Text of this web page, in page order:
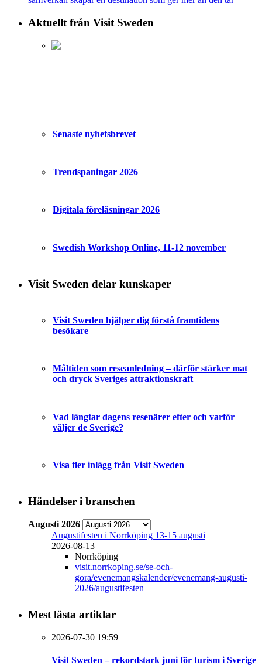
Aktuellt från Visit Sweden
Senaste nyhetsbrevet
Trendspaningar 2026
Digitala föreläsningar 2026
Swedish Workshop Online, 11-12 november
Visit Sweden delar kunskaper
Visit Sweden hjälper dig förstå framtidens
besökare
Måltiden som reseanledning – därför stärker mat
och dryck Sveriges attraktionskraft
Vad längtar dagens resenärer efter och varför
väljer de Sverige?
Visa fler inlägg från Visit Sweden
Händelser i branschen
Augusti 2026
Augustifesten i Norrköping 13-15 augusti
2026-08-13
Norrköping
visit.norrkoping.se/se-och-
gora/evenemangskalender/evenemang-augusti-
2026/augustifesten
Mest lästa artiklar
2026-07-30 19:59
Visit Sweden – rekordstark juni för turism i Sverige